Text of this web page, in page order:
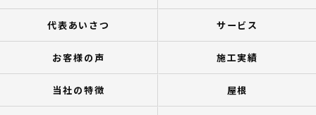
代表あいさつ サービス
お客様の声 施工実績
当社の特徴 屋根